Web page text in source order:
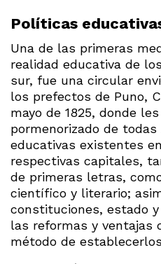
Políticas
Una de las primeras
realidad educativa de
sur, fue una circular
los prefectos de Puno,
mayo de 1825, donde
pormenorizado de
educativas existentes
respectivas capitales,
de primeras letras,
científico y literario;
constituciones, estado
las reformas y ventajas
método de